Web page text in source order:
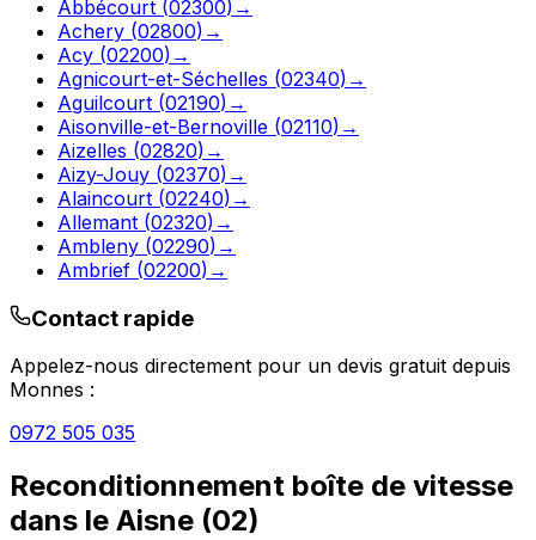
Abbécourt (02300) →
Achery (02800) →
Acy (02200) →
Agnicourt-et-Séchelles (02340) →
Aguilcourt (02190) →
Aisonville-et-Bernoville (02110) →
Aizelles (02820) →
Aizy-Jouy (02370) →
Alaincourt (02240) →
Allemant (02320) →
Ambleny (02290) →
Ambrief (02200) →
Contact rapide
Appelez-nous directement pour un devis gratuit depuis
Monnes :
0972 505 035
Reconditionnement boîte de vitesse
dans le Aisne (02)